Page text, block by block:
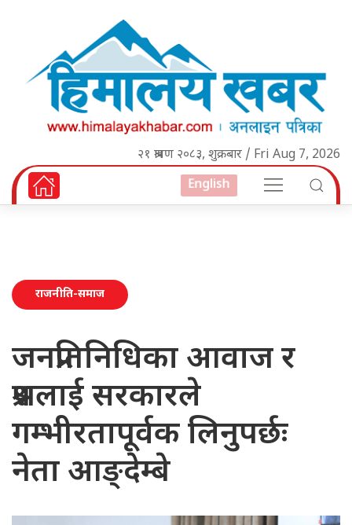
२१ श्रावण २०८३, शुक्रबार / Fri Aug 7, 2026
English
राजनीति-समाज
जनप्रतिनिधिका आवाज र
प्रश्नलाई सरकारले
गम्भीरतापूर्वक लिनुपर्छः
नेता आङ्देम्बे